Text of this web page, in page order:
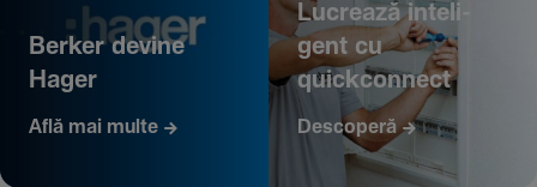
Berker devine
Hager
Află mai multe
Lucrează inte­li­
gent cu
quickconnect
Descoperă